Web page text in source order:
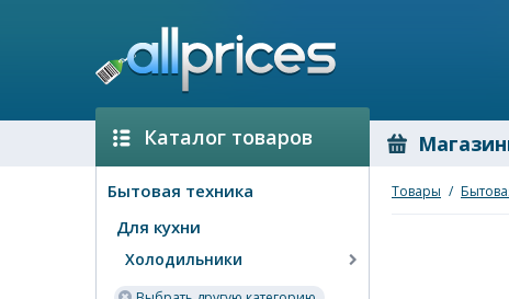
Каталог товаров
Бытовая техника
Для кухни
Холодильники
Товары /